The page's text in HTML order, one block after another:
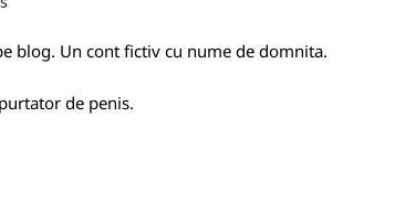
blog. Un cont fictiv cu nume de domnita.
de penis.